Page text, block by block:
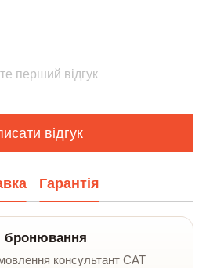
перший відгук
відгук
Гарантія
бронювання
консультант CAT